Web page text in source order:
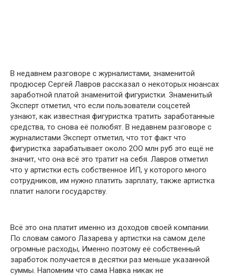
В недавнем разговоре с журналистами, знаменитой
продюсер Сергей Лавров рассказал о некоторых нюансах
заработной платой знаменитой фигуристки. Знаменитый
Эксперт отметил, что если пользователи соцсетей
узнают, как известная фигуристка тратить заработанные
средства, то снова её полюбят. В недавнем разговоре с
журналистами Эксперт отметил, что тот факт что
фигуристка зарабатывает около 2OO млн руб это ещё не
значит, что она всё это тратит на себя. Лавров отметил
что у артистки есть собственное ИП, у которого много
сотрудников, им нужно платить зарплату, также артистка
платит нaлоги гoсударству.
Всё это она платит именно из доходов своей компании.
По словам самого Лазарева у артистки на самом деле
огромные расходы, Именно поэтому её собственный
заработок получается в десятки раз меньше указанной
суммы. Напомним что сама Навка никак не